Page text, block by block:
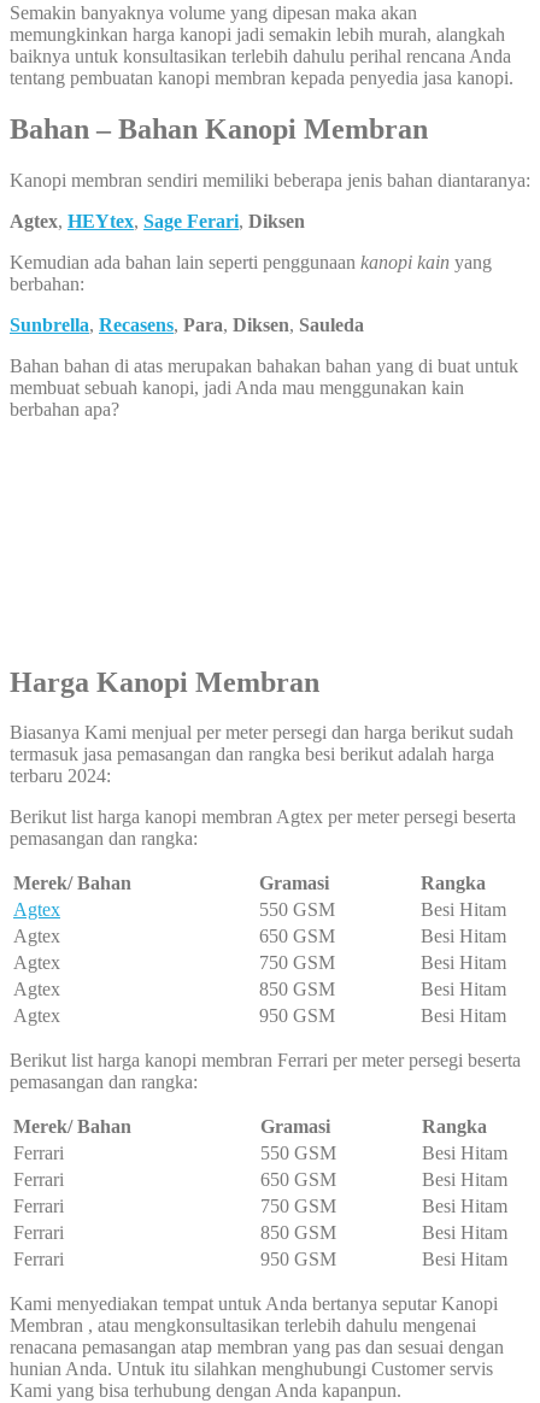
Semakin banyaknya volume yang dipesan maka akan
memungkinkan harga kanopi jadi semakin lebih murah, alangkah
baiknya untuk konsultasikan terlebih dahulu perihal rencana Anda
tentang pembuatan kanopi membran kepada penyedia jasa kanopi.
Bahan – Bahan Kanopi Membran
Kanopi membran sendiri memiliki beberapa jenis bahan diantaranya:
Agtex, HEYtex, Sage Ferari, Diksen
Kemudian ada bahan lain seperti penggunaan kanopi kain yang
berbahan:
Sunbrella, Recasens, Para, Diksen, Sauleda
Bahan bahan di atas merupakan bahakan bahan yang di buat untuk
membuat sebuah kanopi, jadi Anda mau menggunakan kain
berbahan apa?
Harga Kanopi Membran
Biasanya Kami menjual per meter persegi dan harga berikut sudah
termasuk jasa pemasangan dan rangka besi berikut adalah harga
terbaru 2024:
Berikut list harga kanopi membran Agtex per meter persegi beserta
pemasangan dan rangka:
Merek/ Bahan Gramasi
Rangka
Agtex
550 GSM
Besi Hitam
Agtex
650 GSM
Besi Hitam
Agtex
750 GSM
Besi Hitam
Agtex
850 GSM
Besi Hitam
Agtex
950 GSM Besi Hitam
Berikut list harga kanopi membran Ferrari per meter persegi beserta
pemasangan dan rangka:
Merek/ Bahan Gramasi
Rangka
Ferrari
550 GSM
Besi Hitam
Ferrari
650 GSM
Besi Hitam
Ferrari
750 GSM
Besi Hitam
Ferrari
850 GSM
Besi Hitam
Ferrari
950 GSM Besi Hitam
Kami menyediakan tempat untuk Anda bertanya seputar Kanopi
Membran , atau mengkonsultasikan terlebih dahulu mengenai
renacana pemasangan atap membran yang pas dan sesuai dengan
hunian Anda. Untuk itu silahkan menghubungi Customer servis
Kami yang bisa terhubung dengan Anda kapanpun.